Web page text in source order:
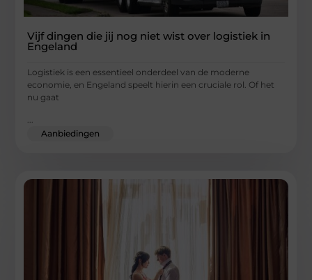
Vijf dingen die jij nog niet wist over logistiek in
Engeland
Logistiek is een essentieel onderdeel van de moderne
economie, en Engeland speelt hierin een cruciale rol. Of het
nu gaat
...
Aanbiedingen